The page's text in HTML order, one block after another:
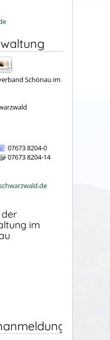
Schönau im
07673 8204-0
07673 8204-14
der
im